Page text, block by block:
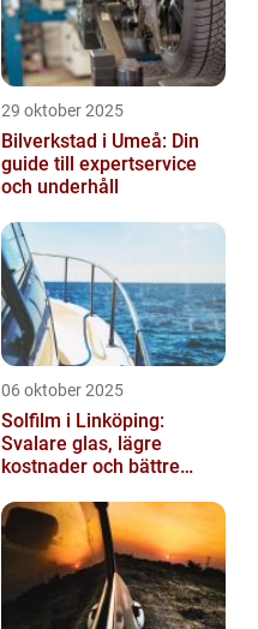
29 oktober 2025
Bilverkstad i Umeå: Din
guide till expertservice
och underhåll
06 oktober 2025
Solfilm i Linköping:
Svalare glas, lägre
kostnader och bättre